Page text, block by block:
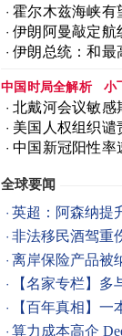
霍尔木兹海峡有
伊朗阿曼敲定航
伊朗总统：和最
中国时局全解析 小
北戴河会议敏感
美国人权组织谴
中国新冠阳性率
全球要闻
英超：阿森纳提
非法移民酒驾重
离岸保险产品被
【名家专栏】
【百年真相】
算力成本高企